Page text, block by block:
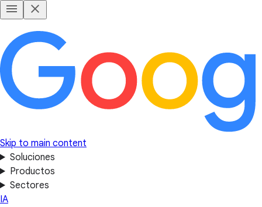
Skip to main content
Soluciones
Productos
Sectores
IA